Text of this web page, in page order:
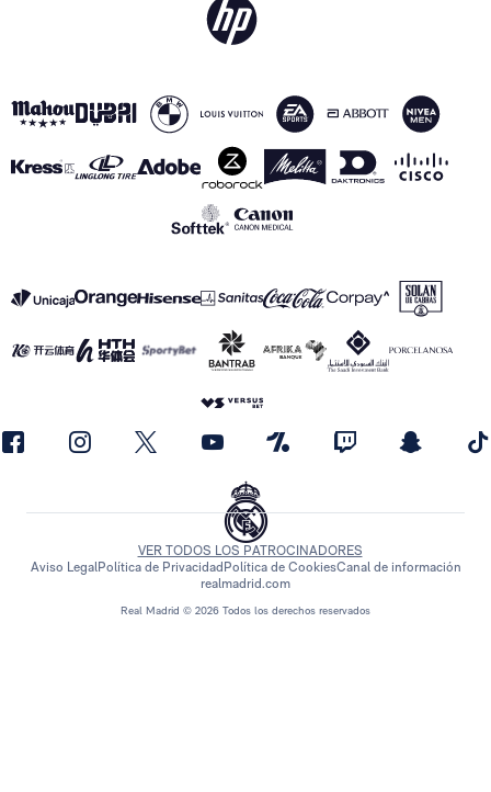
Real Madrid © 2026 Todos los derechos reservados
VER TODOS LOS PATROCINADORES
Aviso LegalPolítica de Privacidad Política de CookiesCanal de información
realmadrid.com